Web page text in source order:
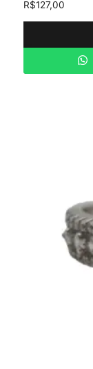
R$127,00